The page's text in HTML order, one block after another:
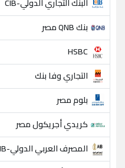
بنك QNB مصر
HSBC
التجاري وفا بنك
بلوم مصر
كريدي أجريكول مصر
المصرف العربي الدولي-AIB